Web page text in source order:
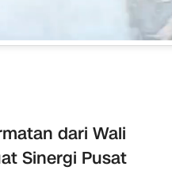
dari Wali
Sinergi Pusat